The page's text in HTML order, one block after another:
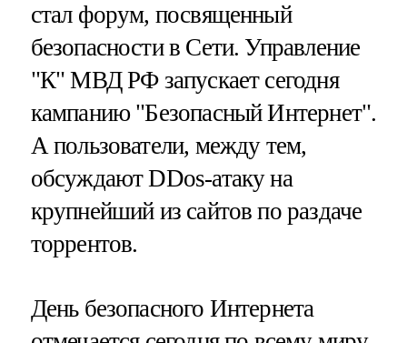
стал форум, посвященный
безопасности в Сети. Управление
"К" МВД РФ запускает сегодня
кампанию "Безопасный Интернет".
А пользователи, между тем,
обсуждают DDos-атаку на
крупнейший из сайтов по раздаче
торрентов.
День безопасного Интернета